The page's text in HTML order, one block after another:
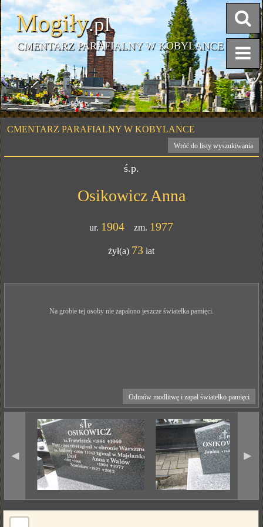
Mogiły.pl
CMENTARZ PARAFIALNY W KOBYLANCE
CMENTARZ PARAFIALNY W KOBYLANCE
Wróć do listy wyszukiwania
ś.p.
Osikowicz Anna
ur. 1904 zm. 1977
żył(a) 73 lat
Na grobie tej osoby nie zapalono jeszcze światełka pamięci.
Odmów modlitwę i zapal światełko pamięci
◄ ►